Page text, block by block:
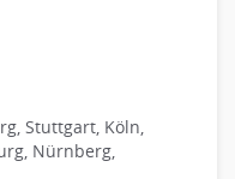
Stuttgart, Köln,
Nürnberg,